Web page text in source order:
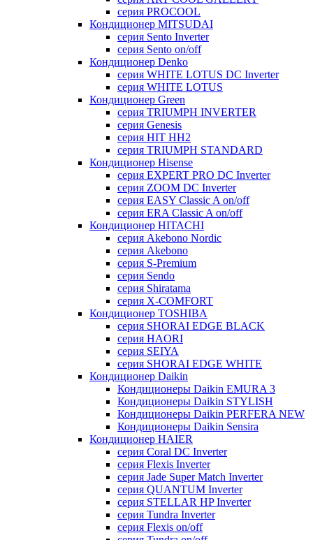
серия PROCOOL
Кондиционер MITSUDAI
серия Sento Inverter
серия Sento on/off
Кондиционер Denko
серия WHITE LOTUS DC Inverter
серия WHITE LOTUS
Кондиционер Green
серия TRIUMPH INVERTER
серия Genesis
серия HIT HH2
серия TRIUMPH STANDARD
Кондиционер Hisense
серия EXPERT PRO DC Inverter
серия ZOOM DC Inverter
серия EASY Classic A on/off
серия ERA Classic A on/off
Кондиционер HITACHI
cерия Akebono Nordic
серия Akebono
серия S-Premium
серия Sendo
серия Shiratama
серия X-COMFORT
Кондиционер TOSHIBA
серия SHORAI EDGE BLACK
серия HAORI
серия SEIYA
серия SHORAI EDGE WHITE
Кондиционер Daikin
Кондиционеры Daikin EMURA 3
Кондиционеры Daikin STYLISH
Кондиционеры Daikin PERFERA NEW
Кондиционеры Daikin Sensira
Кондиционер HAIER
серия Coral DC Inverter
серия Flexis Inverter
серия Jade Super Match Inverter
серия QUANTUM Inverter
серия STELLAR HP Inverter
серия Tundra Inverter
серия Flexis on/off